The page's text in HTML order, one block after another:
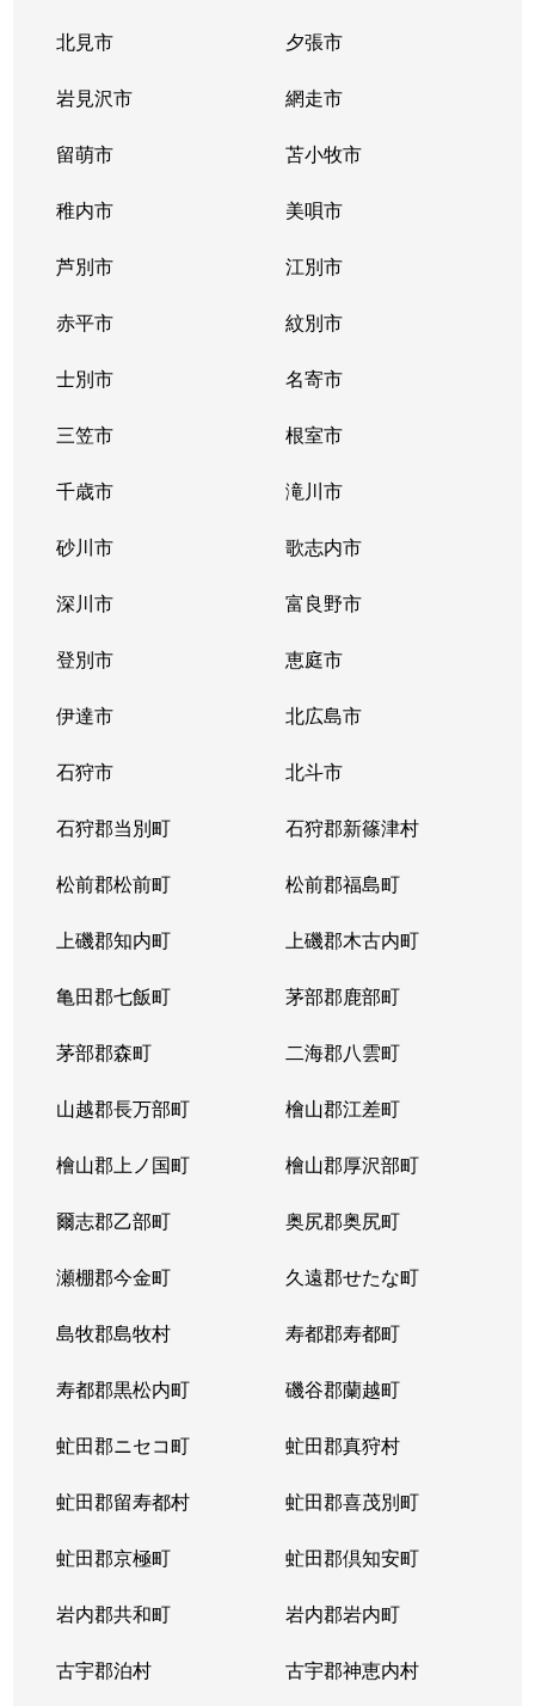
北見市 夕張市
岩見沢市 網走市
留萌市 苫小牧市
稚内市 美唄市
芦別市 江別市
赤平市 紋別市
士別市 名寄市
三笠市 根室市
千歳市 滝川市
砂川市 歌志内市
深川市 富良野市
登別市 恵庭市
伊達市 北広島市
石狩市 北斗市
石狩郡当別町 石狩郡新篠津村
松前郡松前町 松前郡福島町
上磯郡知内町 上磯郡木古内町
亀田郡七飯町 茅部郡鹿部町
茅部郡森町 二海郡八雲町
山越郡長万部町 檜山郡江差町
檜山郡上ノ国町 檜山郡厚沢部町
爾志郡乙部町 奥尻郡奥尻町
瀬棚郡今金町 久遠郡せたな町
島牧郡島牧村 寿都郡寿都町
寿都郡黒松内町 磯谷郡蘭越町
虻田郡ニセコ町 虻田郡真狩村
虻田郡留寿都村 虻田郡喜茂別町
虻田郡京極町 虻田郡倶知安町
岩内郡共和町 岩内郡岩内町
古宇郡泊村 古宇郡神恵内村